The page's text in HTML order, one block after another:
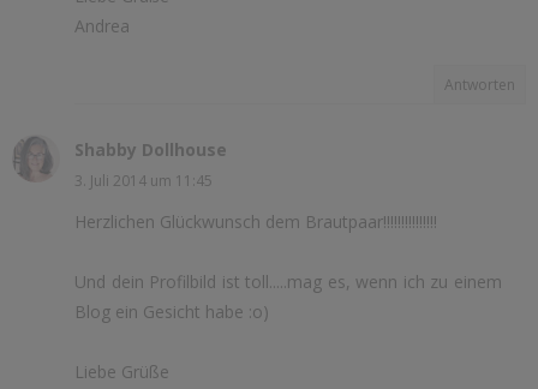
Andrea
Antworten
Shabby Dollhouse
3. Juli 2014 um 11:45
Herzlichen Glückwunsch dem Brautpaar!!!!!!!!!!!!!!!
Und dein Profilbild ist toll.....mag es, wenn ich zu einem
Blog ein Gesicht habe :o)
Liebe Grüße